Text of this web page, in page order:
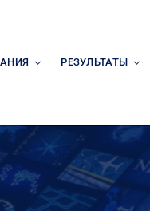
РЕЗУЛЬТАТЫ